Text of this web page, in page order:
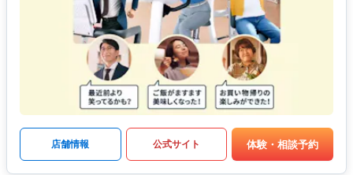
店舗情報 公式サイト 体験・相談予約